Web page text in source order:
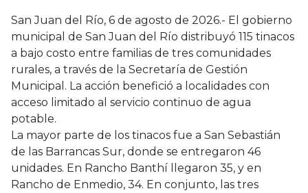
San Juan del Río, 6 de agosto de 2026.- El gobierno
municipal de San Juan del Río distribuyó 115 tinacos
a bajo costo entre familias de tres comunidades
rurales, a través de la Secretaría de Gestión
Municipal. La acción benefició a localidades con
acceso limitado al servicio continuo de agua
potable.
La mayor parte de los tinacos fue a San Sebastián
de las Barrancas Sur, donde se entregaron 46
unidades. En Rancho Banthí llegaron 35, y en
Rancho de Enmedio, 34. En conjunto, las tres